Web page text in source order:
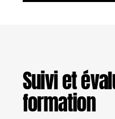
Suivi et
formation